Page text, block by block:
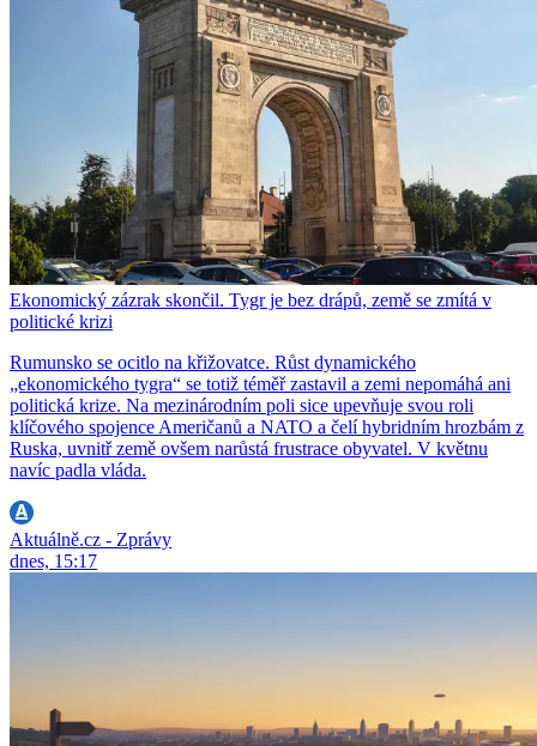
Ekonomický zázrak skončil. Tygr je bez drápů, země se zmítá v
politické krizi
Rumunsko se ocitlo na křižovatce. Růst dynamického
„ekonomického tygra“ se totiž téměř zastavil a zemi nepomáhá ani
politická krize. Na mezinárodním poli sice upevňuje svou roli
klíčového spojence Američanů a NATO a čelí hybridním hrozbám z
Ruska, uvnitř země ovšem narůstá frustrace obyvatel. V květnu
navíc padla vláda.
Aktuálně.cz - Zprávy
dnes, 15:17